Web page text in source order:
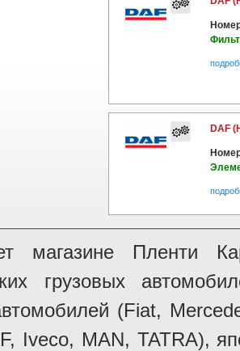
DAF
магазине Пленти
грузовых
(Fiat,
Iveco, MAN, TATRA),